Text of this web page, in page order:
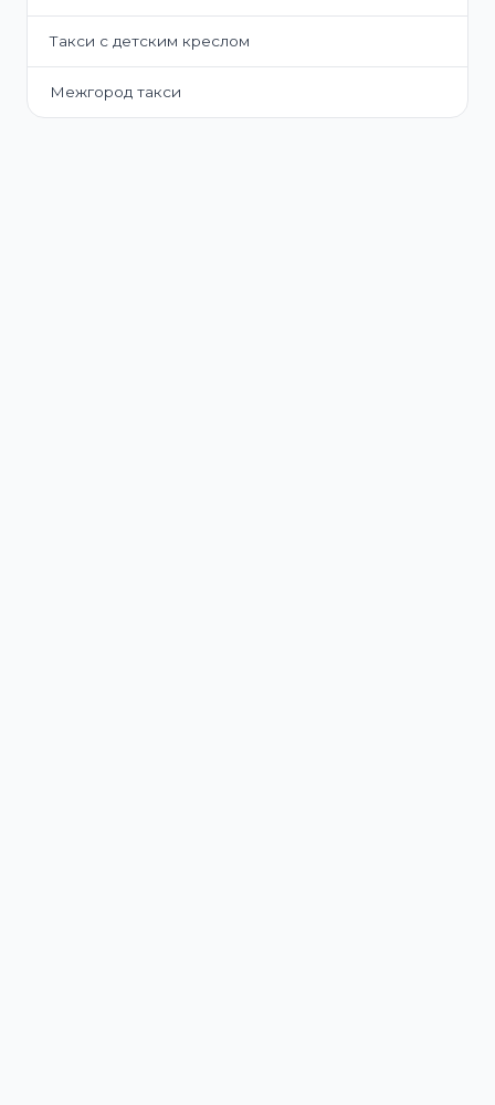
Такси с детским креслом
Межгород такси